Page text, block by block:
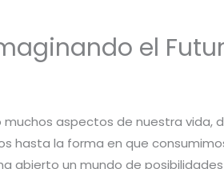
el
aspectos de nuestra vida,
hasta la forma en que
abierto un mundo de